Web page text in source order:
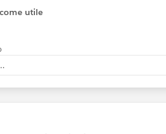
utile